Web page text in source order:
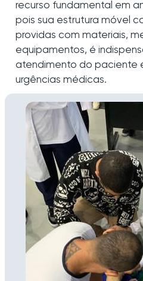
recurso fundamental em
pois sua estrutura móvel
providas com materiais,
equipamentos, é
atendimento do paciente
urgências médicas.